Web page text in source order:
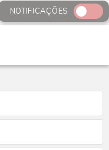
NOTIFICAÇÕES